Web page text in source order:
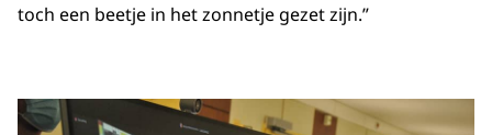
toch een beetje in het zonnetje gezet zijn.”